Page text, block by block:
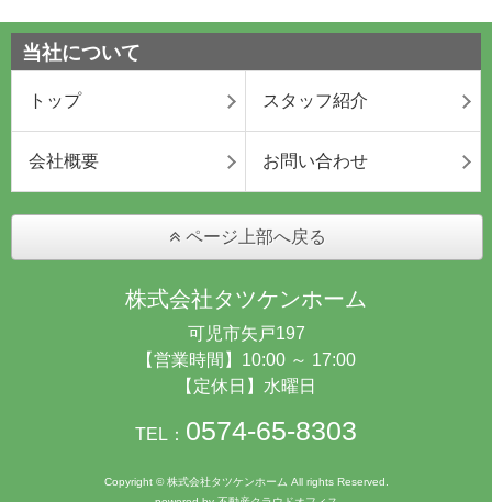
当社について
トップ スタッフ紹介
会社概要 お問い合わせ
ページ上部へ戻る
株式会社タツケンホーム
可児市矢戸197
【営業時間】10:00 ～ 17:00
【定休日】水曜日
TEL： 0574-65-8303
Copyright © 株式会社タツケンホーム All rights Reserved.